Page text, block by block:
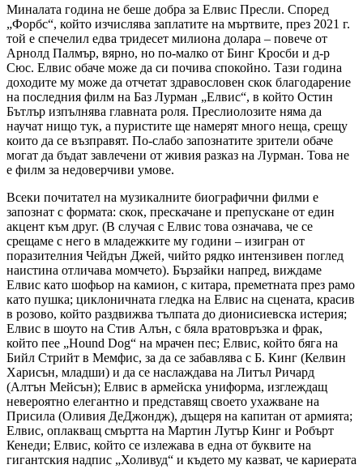
Миналата година не беше добра за Елвис Пресли. Според
„Форбс“, който изчислява заплатите на мъртвите, през 2021 г.
той е спечелил едва тридесет милиона долара – повече от
Арнолд Палмър, вярно, но по-малко от Бинг Кросби и д-р
Сюс. Елвис обаче може да си почива спокойно. Тази година
доходите му може да отчетат здравословен скок благодарение
на последния филм на Баз Лурман „Елвис“, в който Остин
Бътлър изпълнява главната роля. Преслиолозите няма да
научат нищо тук, а пуристите ще намерят много неща, срещу
които да се възправят. По-слабо запознатите зрители обаче
могат да бъдат завлечени от живия разказ на Лурман. Това не
е филм за недоверчиви умове.
Всеки почитател на музикалните биографични филми е
запознат с формата: скок, прескачане и препускане от един
акцент към друг. (В случая с Елвис това означава, че се
срещаме с него в младежките му години – изигран от
поразителния Чейдън Джей, чийто рядко интензивен поглед
наистина отличава момчето). Бързайки напред, виждаме
Елвис като шофьор на камион, с китара, преметната през рамо
като пушка; циклоничната гледка на Елвис на сцената, красив
в розово, който раздвижва тълпата до дионисиевска истерия;
Елвис в шоуто на Стив Алън, с бяла вратовръзка и фрак,
който пее „Hound Dog“ на мрачен пес; Елвис, който бяга на
Бийл Стрийт в Мемфис, за да се забавлява с Б. Кинг (Келвин
Харисън, младши) и да се наслаждава на Литъл Ричард
(Алтън Мейсън); Елвис в армейска униформа, изглеждащ
невероятно елегантно и представящ своето ухажване на
Присила (Оливия ДеДжондж), дъщеря на капитан от армията;
Елвис, оплакващ смъртта на Мартин Лутър Кинг и Робърт
Кенеди; Елвис, който се излежава в една от буквите на
гигантския надпис „Холивуд“ и където му казват, че кариерата